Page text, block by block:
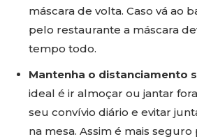
máscara de volta. Caso vá ao
pelo restaurante a máscara
tempo todo.
Mantenha o distanciamento
ideal é ir almoçar ou jantar
seu convívio diário e evitar
na mesa. Assim é mais seguro